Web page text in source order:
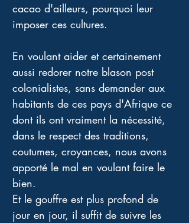
cacao d'ailleurs, pourquoi leur
imposer ces cultures.
En voulant aider et certainement
aussi redorer notre blason post
colonialistes, sans demander aux
habitants de ces pays d'Afrique ce
dont ils ont vraiment la nécessité,
dans le respect des traditions,
coutumes, croyances, nous avons
apporté le mal en voulant faire le
bien.
Et le gouffre est plus profond de
jour en jour, il suffit de suivre les